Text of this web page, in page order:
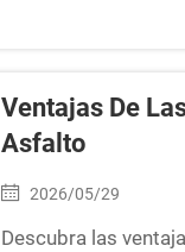
Ventajas De
Asfalto
2026/05/29
Descubra las